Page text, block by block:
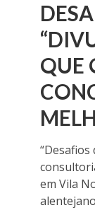
QUE
“Desafios
em Vila